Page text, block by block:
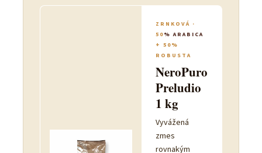
ZRNKOVÁ ·
50% ARABICA
+ 50%
ROBUSTA
NeroPuro
Preludio
1 kg
Vyvážená
zmes
rovnakým